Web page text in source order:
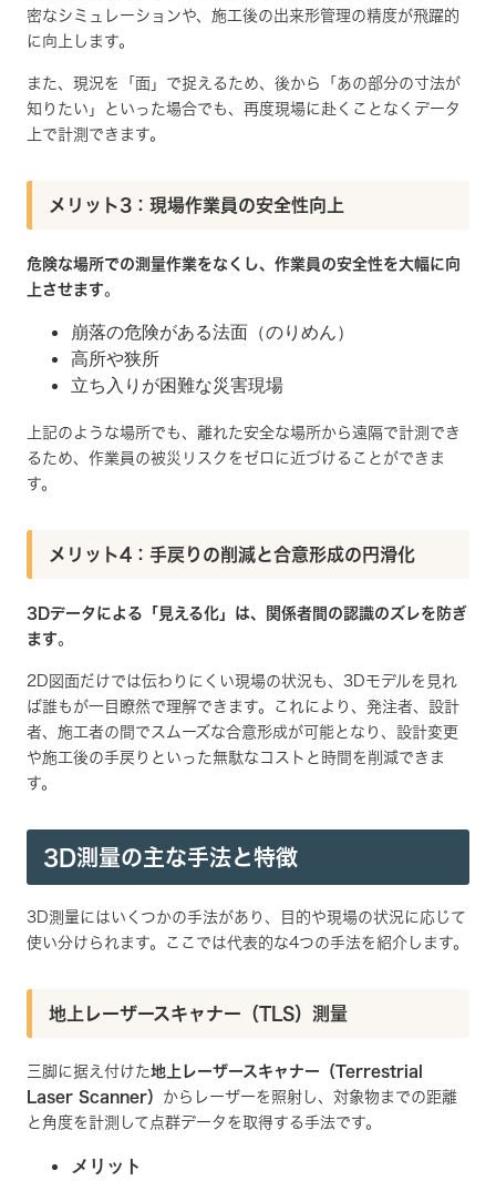
密なシミュレーションや、施工後の出来形管理の精度が飛躍的
に向上します。
また、現況を「面」で捉えるため、後から「あの部分の寸法が
知りたい」といった場合でも、再度現場に赴くことなくデータ
上で計測できます。
メリット3：現場作業員の安全性向上
危険な場所での測量作業をなくし、作業員の安全性を大幅に向
上させます。
崩落の危険がある法面（のりめん）
高所や狭所
立ち入りが困難な災害現場
上記のような場所でも、離れた安全な場所から遠隔で計測でき
るため、作業員の被災リスクをゼロに近づけることができま
す。
メリット4：手戻りの削減と合意形成の円滑化
3Dデータによる「見える化」は、関係者間の認識のズレを防ぎ
ます。
2D図面だけでは伝わりにくい現場の状況も、3Dモデルを見れ
ば誰もが一目瞭然で理解できます。これにより、発注者、設計
者、施工者の間でスムーズな合意形成が可能となり、設計変更
や施工後の手戻りといった無駄なコストと時間を削減できま
す。
3D測量の主な手法と特徴
3D測量にはいくつかの手法があり、目的や現場の状況に応じて
使い分けられます。ここでは代表的な4つの手法を紹介します。
地上レーザースキャナー（TLS）測量
三脚に据え付けた地上レーザースキャナー（Terrestrial
Laser Scanner） からレーザーを照射し、対象物までの距離
と角度を計測して点群データを取得する手法です。
メリット